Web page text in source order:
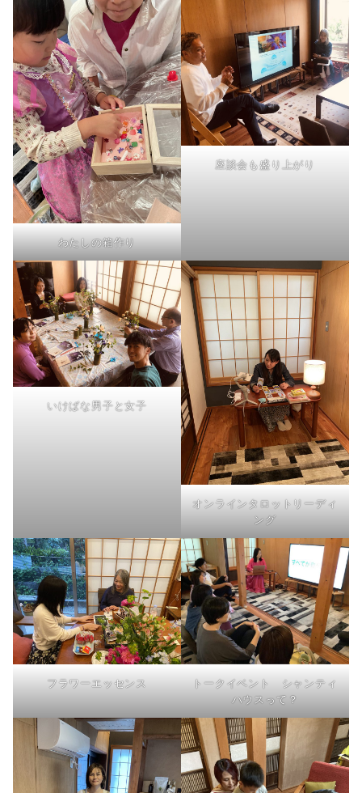
わたしの箱作り
座談会も盛り上がり
いけばな男子と女子
オンラインタロットリーディ
ング
フラワーエッセンス
トークイベント シャンティ
ハウスって？